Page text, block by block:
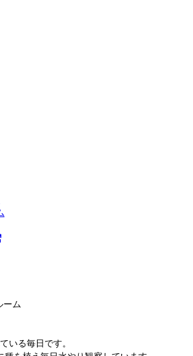
ーム
いる毎日です。